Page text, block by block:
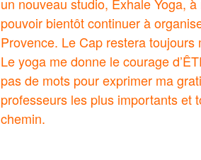
pouvoir bientôt continuer à
Provence. Le Cap restera
Le yoga me donne le courage
pas de mots pour exprimer ma
professeurs les plus importants et
chemin.